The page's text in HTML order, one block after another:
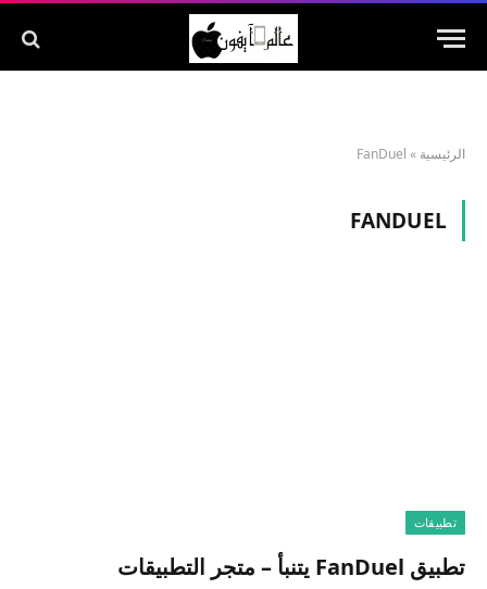
الرئيسية »
FanDuel
FANDUEL
تطبيقات
تطبيق FanDuel يتنبأ – متجر التطبيقات